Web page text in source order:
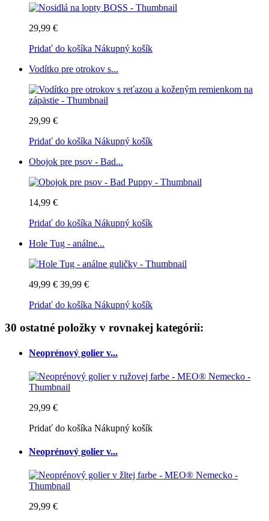
29,99 €
Pridať do košíka Nákupný košík
Vodítko pre otrokov s...
29,99 €
Pridať do košíka Nákupný košík
Obojok pre psov - Bad...
14,99 €
Pridať do košíka Nákupný košík
Hole Tug - análne...
49,99 € 39,99 €
Pridať do košíka Nákupný košík
30 ostatné položky v rovnakej kategórii:
Neoprénový golier v...
29,99 €
Pridať do košíka Nákupný košík
Neoprénový golier v...
29,99 €